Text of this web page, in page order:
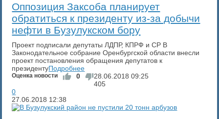
​Оппозиция Заксоба планирует
обратиться к президенту из-за добычи
нефти в Бузулукском бору
Проект подписали депутаты ЛДПР, КПРФ и СР В
Законодательное собрание Оренбургской области внесли
проект постановления обращения депутатов к
президентуПодробнее
Оценка новости 0 28.06.2018 09:25
405
0
27.06.2018 12:38